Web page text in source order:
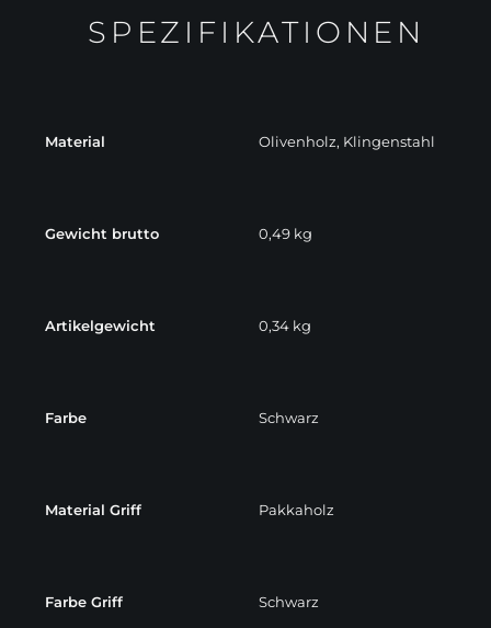
SPEZIFIKATIONEN
Material Olivenholz, Klingenstahl
Gewicht brutto 0,49 kg
Artikelgewicht 0,34 kg
Farbe Schwarz
Material Griff Pakkaholz
Farbe Griff Schwarz